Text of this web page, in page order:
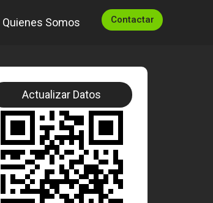
Quienes Somos Contactar
Actualizar Datos